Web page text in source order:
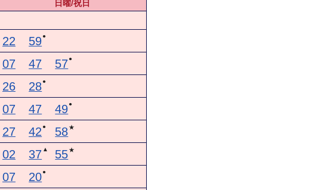
日曜/祝日
22 59●
07 47 57●
26 28●
07 47 49●
27 42 ● 58★
02 37 ▲ 55★
07 20●